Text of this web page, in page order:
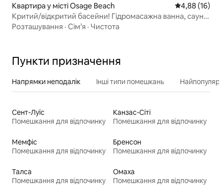
Квартира у місті Osage Beach Середня
4,88 (16)
Критий/відкритий басейни! Гідромасажна ванна, сауна,
причал для човнів
Розташування · Сім’я · Чистота
Пункти призначення
Напрямки неподалік Інші типи помешкань
Сент-Луїс
Помешкання для відпочинку
Канзас-Сіті
Помешкання для відпочинку
Мемфіс
Помешкання для відпочинку
Бренсон
Помешкання для відпочинку
Талса
Помешкання для відпочинку
Омаха
Помешкання для відпочинку